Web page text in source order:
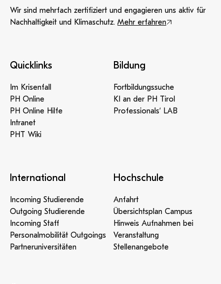
Wir sind mehrfach zertifiziert und engagieren uns aktiv für
Nachhaltigkeit und Klimaschutz. Mehr erfahren
Quicklinks
Im Krisenfall
PH Online
PH Online Hilfe
Intranet
PHT Wiki
Bildung
Fortbildungssuche
KI an der PH Tirol
Professionals‘ LAB
International
Incoming Studierende
Outgoing Studierende
Incoming Staff
Personalmobilität Outgoings
Partneruniversitäten
Hochschule
Anfahrt
Übersichtsplan Campus
Hinweis Aufnahmen bei
Veranstaltung
Stellenangebote